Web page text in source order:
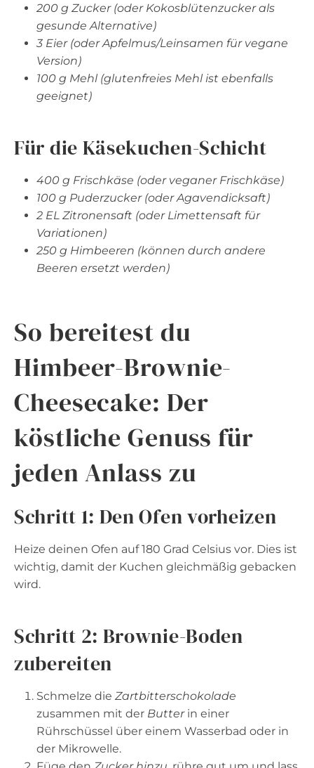
200 g Zucker (oder Kokosblütenzucker als
gesunde Alternative)
3 Eier (oder Apfelmus/Leinsamen für vegane
Version)
100 g Mehl (glutenfreies Mehl ist ebenfalls
geeignet)
Für die Käsekuchen-Schicht
400 g Frischkäse (oder veganer Frischkäse)
100 g Puderzucker (oder Agavendicksaft)
2 EL Zitronensaft (oder Limettensaft für
Variationen)
250 g Himbeeren (können durch andere
Beeren ersetzt werden)
So bereitest du
Himbeer-Brownie-
Cheesecake: Der
köstliche Genuss für
jeden Anlass zu
Schritt 1: Den Ofen vorheizen
Heize deinen Ofen auf 180 Grad Celsius vor. Dies ist
wichtig, damit der Kuchen gleichmäßig gebacken
wird.
Schritt 2: Brownie-Boden
zubereiten
Schmelze die Zartbitterschokolade
zusammen mit der Butterin einer
Rührschüssel über einem Wasserbad oder in
der Mikrowelle.